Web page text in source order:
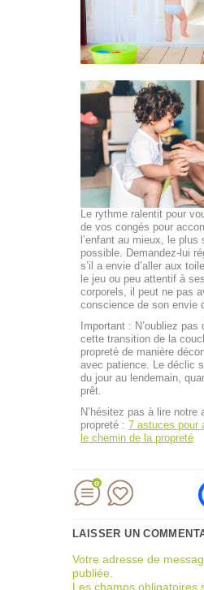
Le rythme ralentit pour
de vos congés pour
l’enfant au mieux, le plus
possible. Demandez-lui
s’il a envie d’aller aux
le jeu ou peu attentif à
corporels, il peut ne pas
conscience de son envie
Important : N’oubliez pas
cette transition de la
propreté de manière
avec patience. Le déclic
du jour au lendemain,
prêt.
N’hésitez pas à lire notre
propreté : 7 astuces pour
le chemin de la propreté
0
LAISSER UN
Votre adresse de
publiée.
Les champs obligatoires